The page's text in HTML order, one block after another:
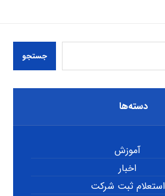
جستجو
دسته‌ها
آموزش
اخبار
استعلام ثبت شرکت